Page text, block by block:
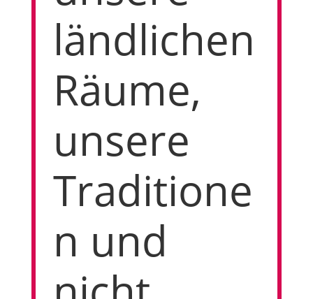
ländlichen
Räume,
unsere
Traditione
n und